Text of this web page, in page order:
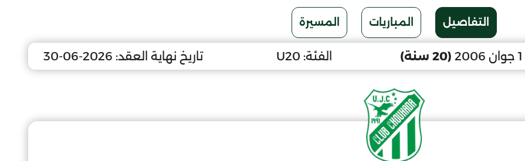
التفاصيل المباريات المسيرة
(20 سنة) الفئة: U20 تاريخ نهاية العقد: 2026-06-30